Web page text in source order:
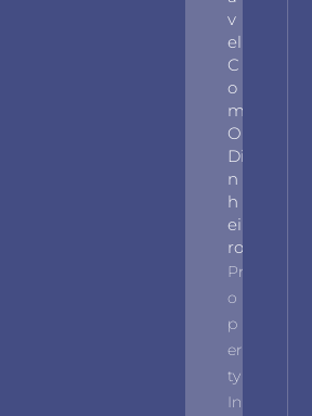
V
El
C
O
M
O
Di
N
H
Ei
Ro
Pr
O
P
Er
Ty
In